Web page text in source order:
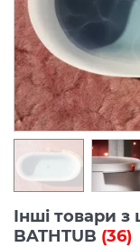
Інші товари з
BATHTUB (36)